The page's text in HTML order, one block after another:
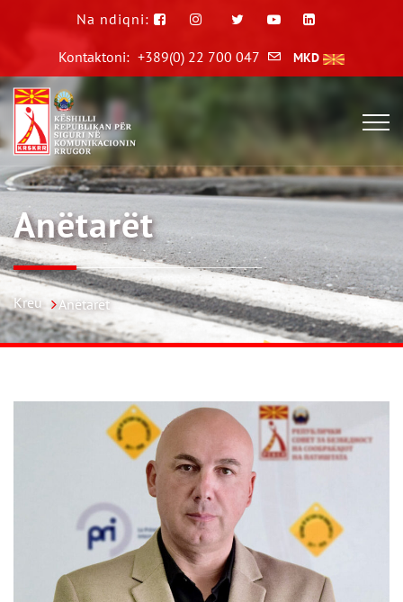
Na ndiqni:
Kontaktoni: +389(0) 22 700 047 MKD
Anëtarët
Kreu Anëtarët